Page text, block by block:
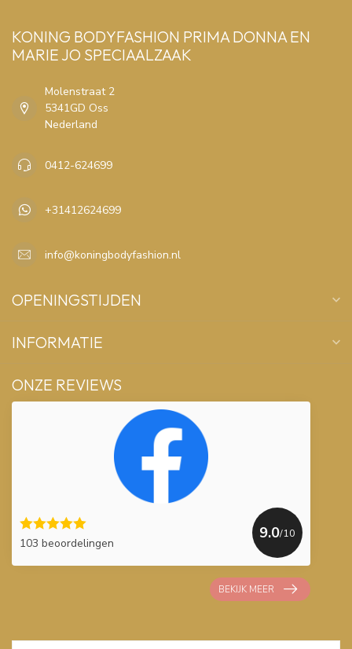
KONING BODYFASHION PRIMA DONNA EN
MARIE JO SPECIAALZAAK
Molenstraat 2
5341GD Oss
Nederland
0412-624699
+31412624699
info@koningbodyfashion.nl
OPENINGSTIJDEN
INFORMATIE
ONZE REVIEWS
103 beoordelingen
9.0/10
BEKIJK MEER